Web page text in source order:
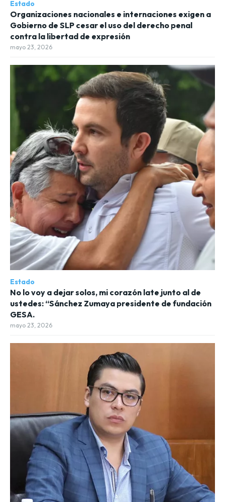
Estado
Organizaciones nacionales e internaciones exigen a
Gobierno de SLP cesar el uso del derecho penal
contra la libertad de expresión
mayo 23, 2026
Estado
No lo voy a dejar solos, mi corazón late junto al de
ustedes: “Sánchez Zumaya presidente de fundación
GESA.
mayo 23, 2026